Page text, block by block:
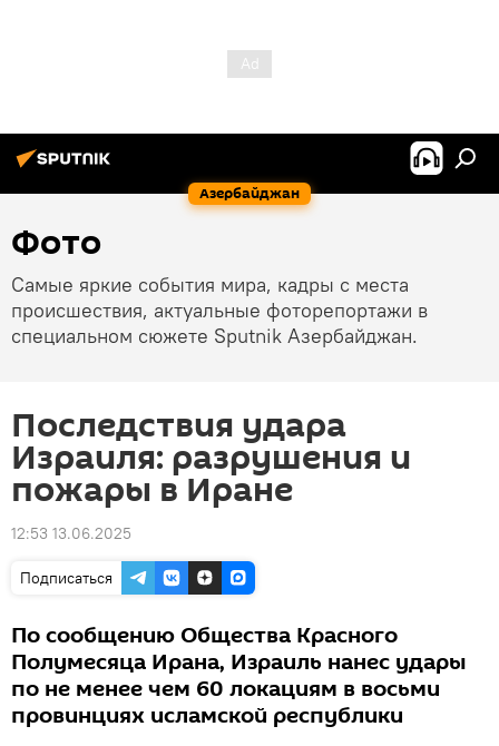
Азербайджан
Фото
Самые яркие события мира, кадры с места
происшествия, актуальные фоторепортажи в
специальном сюжете Sputnik Азербайджан.
Последствия удара
Израиля: разрушения и
пожары в Иране
12:53 13.06.2025
Подписаться
По сообщению Общества Красного
Полумесяца Ирана, Израиль нанес удары
по не менее чем 60 локациям в восьми
провинциях исламской республики